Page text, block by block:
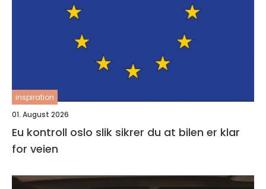
inspiration
01. August 2026
Eu kontroll oslo slik sikrer du at bilen er klar
for veien